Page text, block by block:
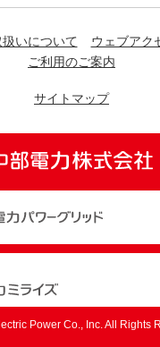
いについて
ウェブアク
ご利用のご案内
サイトマップ
ドウを開きます）
ドウを開きます）
Power Co., Inc. All Rights